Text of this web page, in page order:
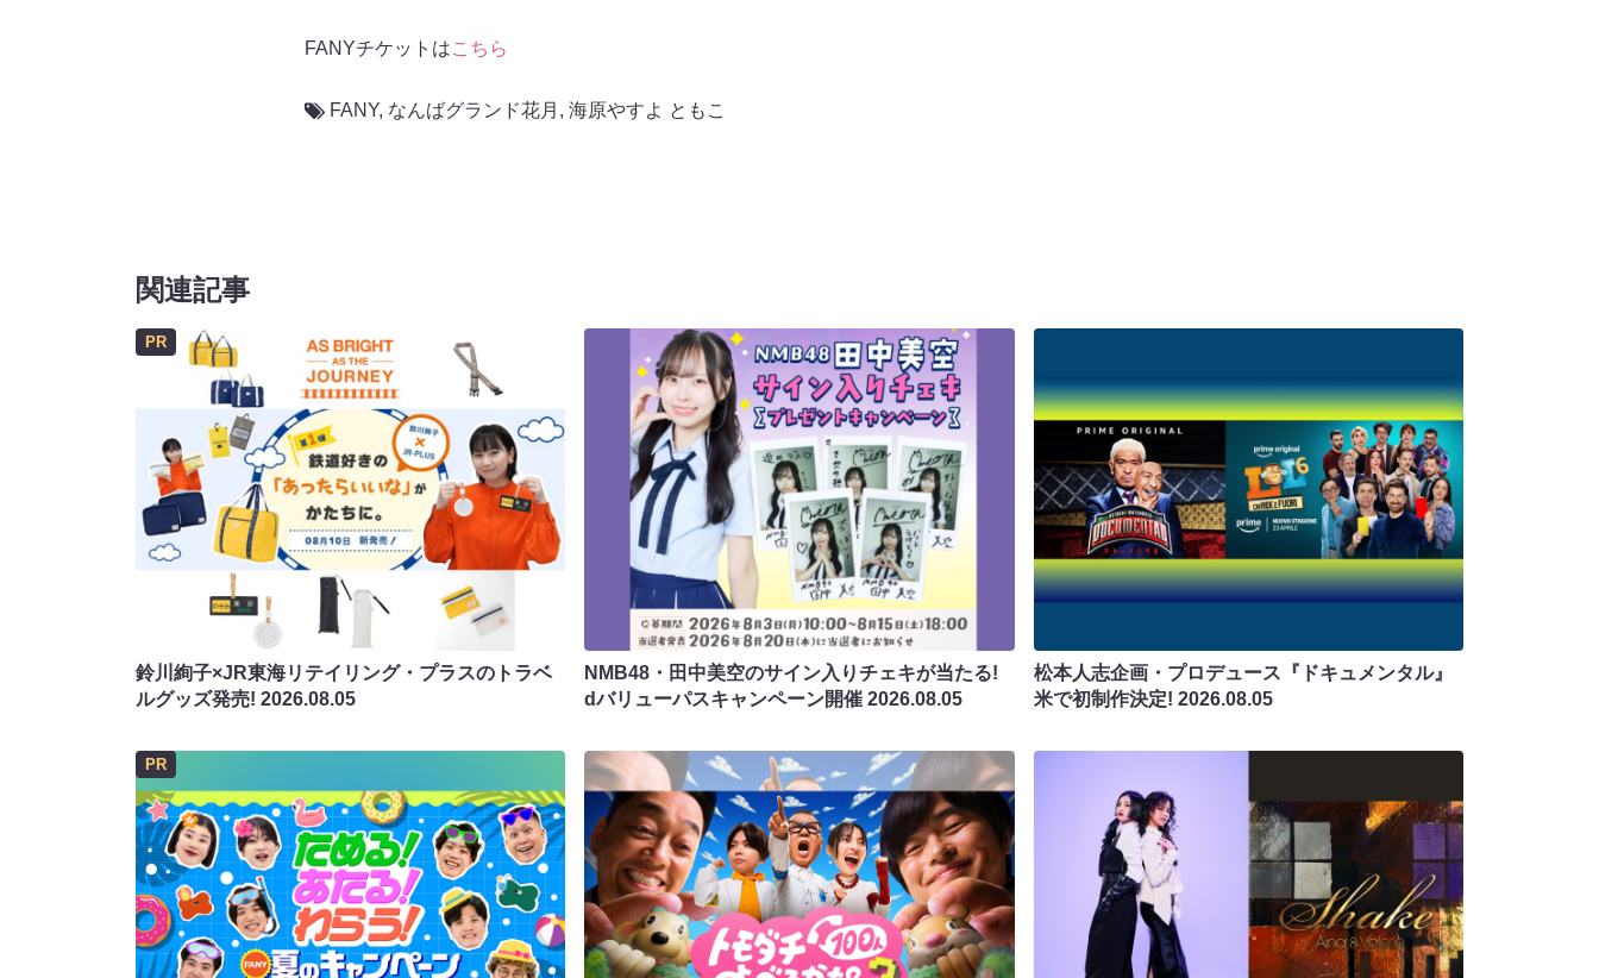
FANYチケットはこちら
FANY, なんばグランド花月 , 海原やすよ ともこ
関連記事
PR
鈴川絢子×JR東海リテイリング・プラスのトラベ
ルグッズ発売! 2026.08.05
NMB48・田中美空のサイン入りチェキが当たる!
dバリューパスキャンペーン開催2026.08.05
松本人志企画・プロデュース『ドキュメンタル』
米で初制作決定! 2026.08.05
PR